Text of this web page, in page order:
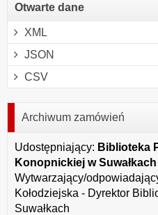
Otwarte dane
XML
JSON
CSV
Archiwum zamówień
Udostępniający: Biblioteka
Konopnickiej w Suwałkach
Wytwarzający/
Kołodziejska - Dyrektor
Suwałkach